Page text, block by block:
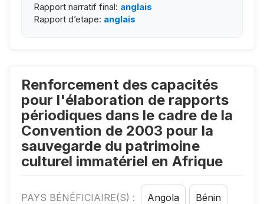
Rapport narratif final: anglais
Rapport d’etape: anglais
Renforcement des capacités
pour l'élaboration de rapports
périodiques dans le cadre de la
Convention de 2003 pour la
sauvegarde du patrimoine
culturel immatériel en Afrique
PAYS BÉNÉFICIAIRE(S) : Angola Bénin